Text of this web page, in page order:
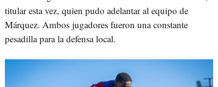
titular esta vez, quien pudo adelantar al equipo de
Márquez. Ambos jugadores fueron una constante
pesadilla para la defensa local.